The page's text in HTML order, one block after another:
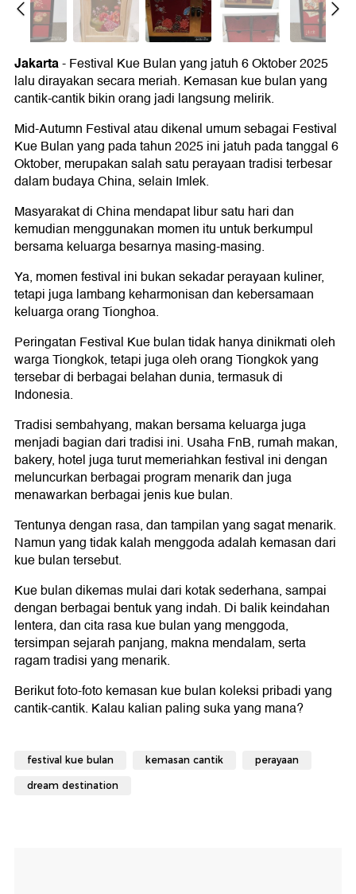
Jakarta- Festival Kue Bulan yang jatuh 6 Oktober 2025
lalu dirayakan secara meriah. Kemasan kue bulan yang
cantik-cantik bikin orang jadi langsung melirik.
Mid-Autumn Festival atau dikenal umum sebagai Festival
Kue Bulan yang pada tahun 2025 ini jatuh pada tanggal 6
Oktober, merupakan salah satu perayaan tradisi terbesar
dalam budaya China, selain Imlek.
Masyarakat di China mendapat libur satu hari dan
kemudian menggunakan momen itu untuk berkumpul
bersama keluarga besarnya masing-masing.
Ya, momen festival ini bukan sekadar perayaan kuliner,
tetapi juga lambang keharmonisan dan kebersamaan
keluarga orang Tionghoa.
Peringatan Festival Kue bulan tidak hanya dinikmati oleh
warga Tiongkok, tetapi juga oleh orang Tiongkok yang
tersebar di berbagai belahan dunia, termasuk di
Indonesia.
Tradisi sembahyang, makan bersama keluarga juga
menjadi bagian dari tradisi ini. Usaha FnB, rumah makan,
bakery, hotel juga turut memeriahkan festival ini dengan
meluncurkan berbagai program menarik dan juga
menawarkan berbagai jenis kue bulan.
Tentunya dengan rasa, dan tampilan yang sagat menarik.
Namun yang tidak kalah menggoda adalah kemasan dari
kue bulan tersebut.
Kue bulan dikemas mulai dari kotak sederhana, sampai
dengan berbagai bentuk yang indah. Di balik keindahan
lentera, dan cita rasa kue bulan yang menggoda,
tersimpan sejarah panjang, makna mendalam, serta
ragam tradisi yang menarik.
Berikut foto-foto kemasan kue bulan koleksi pribadi yang
cantik-cantik. Kalau kalian paling suka yang mana?
festival kue bulan kemasan cantik perayaan
dream destination